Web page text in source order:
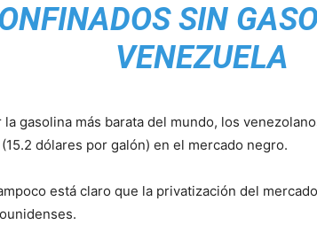
SIN
VENEZUELA
gasolina más barata del mundo, los
(15.2 dólares por galón) en el mercado negro.
está claro que la privatización del